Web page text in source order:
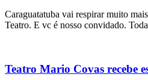
Caraguatatuba vai respirar muito
Teatro. E vc é nosso convidado.
Teatro Mario Covas recebe